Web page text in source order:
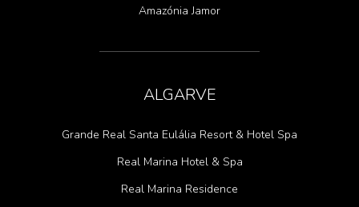
Amazónia Jamor
ALGARVE
Grande Real Santa Eulália Resort & Hotel Spa
Real Marina Hotel & Spa
Real Marina Residence